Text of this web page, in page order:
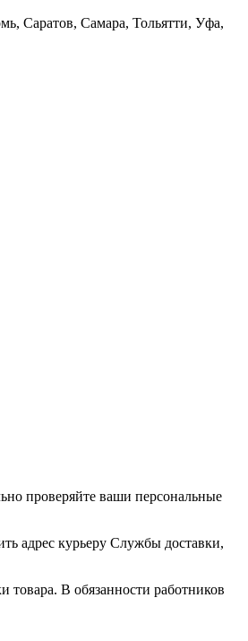
Саратов, Самара, Тольятти, Уфа,
проверяйте ваши персональные
адрес курьеру Службы доставки,
товара. В обязанности работников